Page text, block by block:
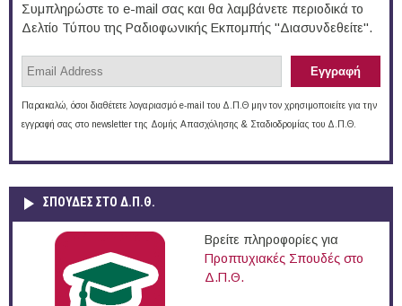
Συμπληρώστε το e-mail σας και θα λαμβάνετε περιοδικά το
Δελτίο Τύπου της Ραδιοφωνικής Εκπομπής "Διασυνδεθείτε".
Παρακαλώ, όσοι διαθέτετε λογαριασμό e-mail του Δ.Π.Θ μην τον χρησιμοποιείτε για την
εγγραφή σας στο newsletter της Δομής Απασχόλησης & Σταδιοδρομίας του Δ.Π.Θ.
ΣΠΟΥΔΈΣ ΣΤΟ Δ.Π.Θ.
Βρείτε πληροφορίες για
Προπτυχιακές Σπουδές στο
Δ.Π.Θ.